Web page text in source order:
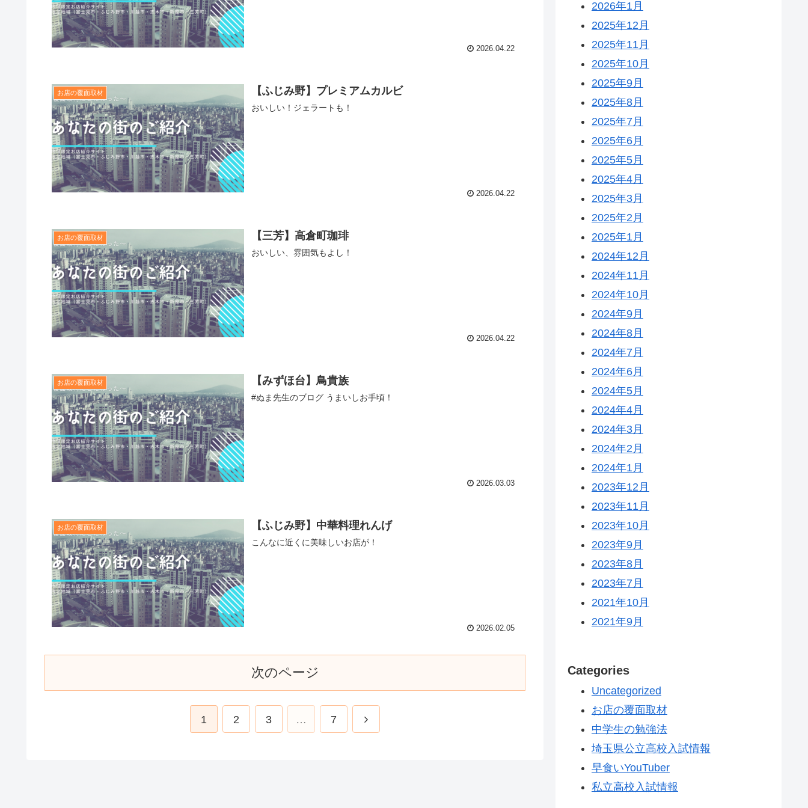
2026.04.22
お店の覆面取材 【ふじみ野】プレミアムカルビ
おいしい！ジェラートも！
2026.04.22
お店の覆面取材 【三芳】高倉町珈琲
おいしい、雰囲気もよし！
2026.04.22
お店の覆面取材 【みずほ台】鳥貴族
#ぬま先生のブログ うまいしお手頃！
2026.03.03
お店の覆面取材 【ふじみ野】中華料理れんげ
こんなに近くに美味しいお店が！
2026.02.05
次のページ
1 2 3 … 7
2026年1月
2025年12月
2025年11月
2025年10月
2025年9月
2025年8月
2025年7月
2025年6月
2025年5月
2025年4月
2025年3月
2025年2月
2025年1月
2024年12月
2024年11月
2024年10月
2024年9月
2024年8月
2024年7月
2024年6月
2024年5月
2024年4月
2024年3月
2024年2月
2024年1月
2023年12月
2023年11月
2023年10月
2023年9月
2023年8月
2023年7月
2021年10月
2021年9月
Categories
Uncategorized
お店の覆面取材
中学生の勉強法
埼玉県公立高校入試情報
早食いYouTuber
私立高校入試情報